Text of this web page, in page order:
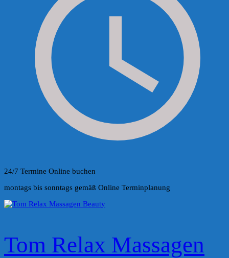
24/7 Termine Online buchen
montags bis sonntags gemäß Online Terminplanung
Tom Relax Massagen